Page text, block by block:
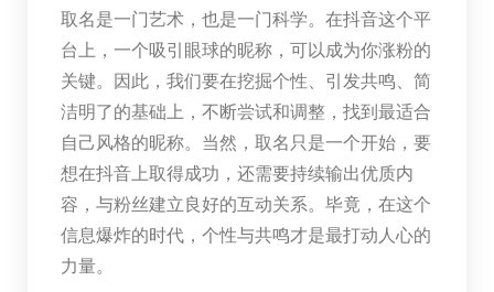
取名是一门艺术，也是一门科学。在抖音这个平
台上，一个吸引眼球的昵称，可以成为你涨粉的
关键。因此，我们要在挖掘个性、引发共鸣、简
洁明了的基础上，不断尝试和调整，找到最适合
自己风格的昵称。当然，取名只是一个开始，要
想在抖音上取得成功，还需要持续输出优质内
容，与粉丝建立良好的互动关系。毕竟，在这个
信息爆炸的时代，个性与共鸣才是最打动人心的
力量。